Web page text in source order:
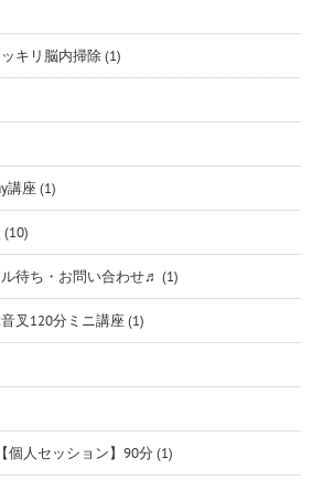
キリ脳内掃除 (1)
講座 (1)
待ち・お問い合わせ♬ (1)
叉120分ミニ講座 (1)
個人セッション】90分 (1)